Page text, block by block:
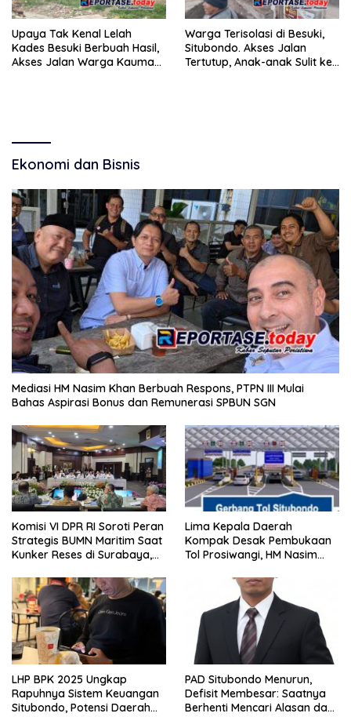
Upaya Tak Kenal Lelah
Kades Besuki Berbuah Hasil,
Akses Jalan Warga Kauman
Warga Terisolasi di Besuki,
Situbondo. Akses Jalan
Tertutup, Anak-anak Sulit ke
Ekonomi dan Bisnis
Mediasi HM Nasim Khan Berbuah Respons, PTPN III Mulai
Bahas Aspirasi Bonus dan Remunerasi SPBUN SGN
Komisi VI DPR RI Soroti Peran
Strategis BUMN Maritim Saat
Kunker Reses di Surabaya,
Lima Kepala Daerah
Kompak Desak Pembukaan
Tol Prosiwangi, HM Nasim
Pemerintah Pusat
LHP BPK 2025 Ungkap
Rapuhnya Sistem Keuangan
Situbondo, Potensi Daerah
PAD Situbondo Menurun,
Defisit Membesar: Saatnya
Berhenti Mencari Alasan dan